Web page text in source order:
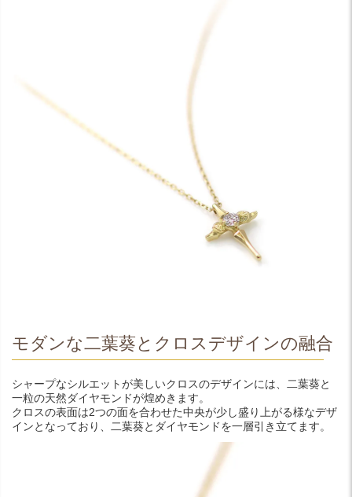
モダンな二葉葵とクロスデザインの融合
シャープなシルエットが美しいクロスのデザインには、二葉葵と
一粒の天然ダイヤモンドが煌めきます。
クロスの表面は2つの面を合わせた中央が少し盛り上がる様なデザ
インとなっており、二葉葵とダイヤモンドを一層引き立てます。